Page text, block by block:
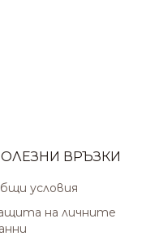
ВРЪЗКИ
условия
на личните